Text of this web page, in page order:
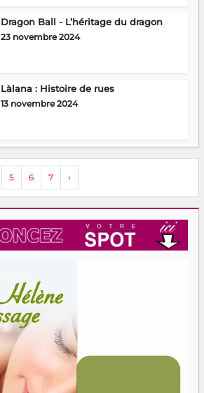
Dragon Ball - L’héritage du dragon
23 novembre 2024
Làlana : Histoire de rues
13 novembre 2024
5 6 7 ›